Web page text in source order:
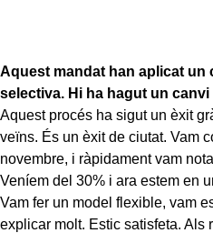
Aquest mandat han aplicat un
selectiva. Hi ha hagut un
Aquest procés ha sigut un èxit
veïns. És un èxit de ciutat. Vam
novembre, i ràpidament vam
Veníem del 30% i ara estem en
Vam fer un model flexible, vam
explicar molt. Estic satisfeta. Als